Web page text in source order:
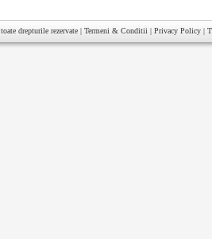
toate drepturile rezervate | Termeni & Conditii | Privacy Policy |